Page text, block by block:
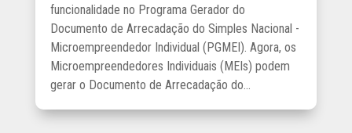
funcionalidade no Programa Gerador do
Documento de Arrecadação do Simples Nacional -
Microempreendedor Individual (PGMEI). Agora, os
Microempreendedores Individuais (MEIs) podem
gerar o Documento de Arrecadação do...